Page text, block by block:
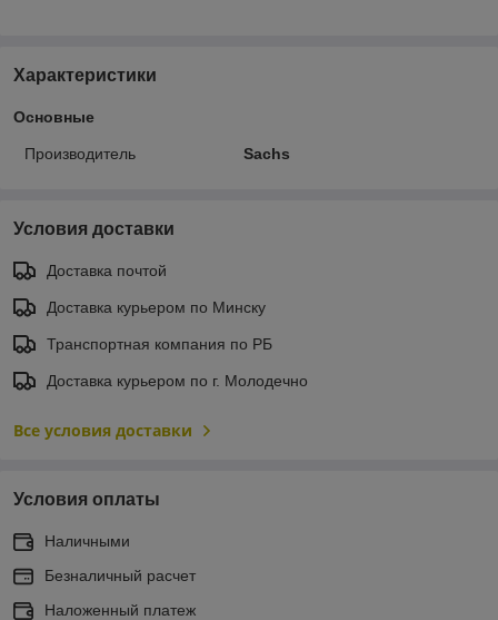
Характеристики
Основные
Производитель Sachs
Условия доставки
Доставка почтой
Доставка курьером по Минску
Транспортная компания по РБ
Доставка курьером по г. Молодечно
Все условия доставки
Условия оплаты
Наличными
Безналичный расчет
Наложенный платеж